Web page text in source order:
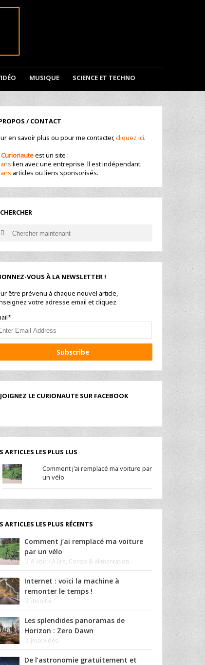
MUSIQUE SCIENCE ET TECHNO
/ CONTACT
en savoir plus ou pour me contacter,cliquez ici.
Curionauteest un site :
lien avec une entreprise. ll est indépendant.
articles ou liens sponsorisés.
Search
VOUS À LA NEWSLETTER !
être prévenu à chaque nouvel article,
votre adresse email et cliquez.
LE CURIONAUTE SUR FACEBOOK
ARTICLES LES PLUS LUS
Comment j'ai remplacé ma voiture par
un vélo
ARTICLES LES PLUS RÉCENTS
Comment j’ai remplacé ma voiture
par un vélo
A voir / A lire, Conso & alimentation
Internet : voici la machine à
remonter le temps !
Insolite
Les splendides panoramas de
Horizon : Zero Dawn
Jeux vidéo
De l’astronomie gratuitement et